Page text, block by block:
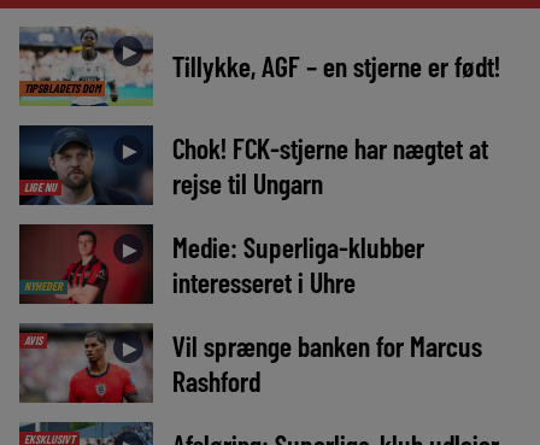
TIPSBLADETS DOM
► Tillykke, AGF – en stjerne er født!
LIGE NU
►
Chok! FCK-stjerne har nægtet at
rejse til Ungarn
NYHEDER
►
Medie: Superliga-klubber
interesseret i Uhre
AVIS ►
Vil sprænge banken for Marcus
Rashford
EKSKLUSIVT